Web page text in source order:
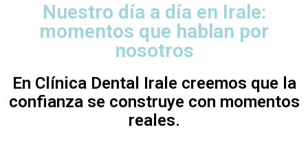
Nuestro día a día en Irale:
momentos que hablan por
nosotros
En Clínica Dental Irale creemos que la
confianza se construye con momentos
reales.